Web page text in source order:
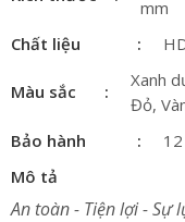
mm
Chất liệu
Màu sắc
Xanh
Đỏ,
Bảo hành
Mô tả
An toàn - Tiện lợi - Sự